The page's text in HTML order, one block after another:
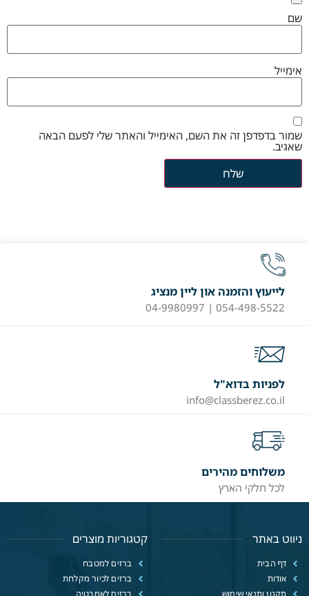
שם
אימייל
שמור בדפדפן זה את השם, האימייל והאתר שלי לפעם הבאה
שאגיב.
לייעוץ והזמנה און ליין מנציג
054-498-5522 | 04-9980997
לפניות בדוא"ל
info@classberez.co.il
משלוחים מהירים
לכל חלקי הארץ
ניווט באתר
דף הבית
אודות
תקנון ותנאי שימוש
קטגוריות מוצרים
ברזים למטבח
ברזים לכיור מקלחת
ברזים לאמבטיה